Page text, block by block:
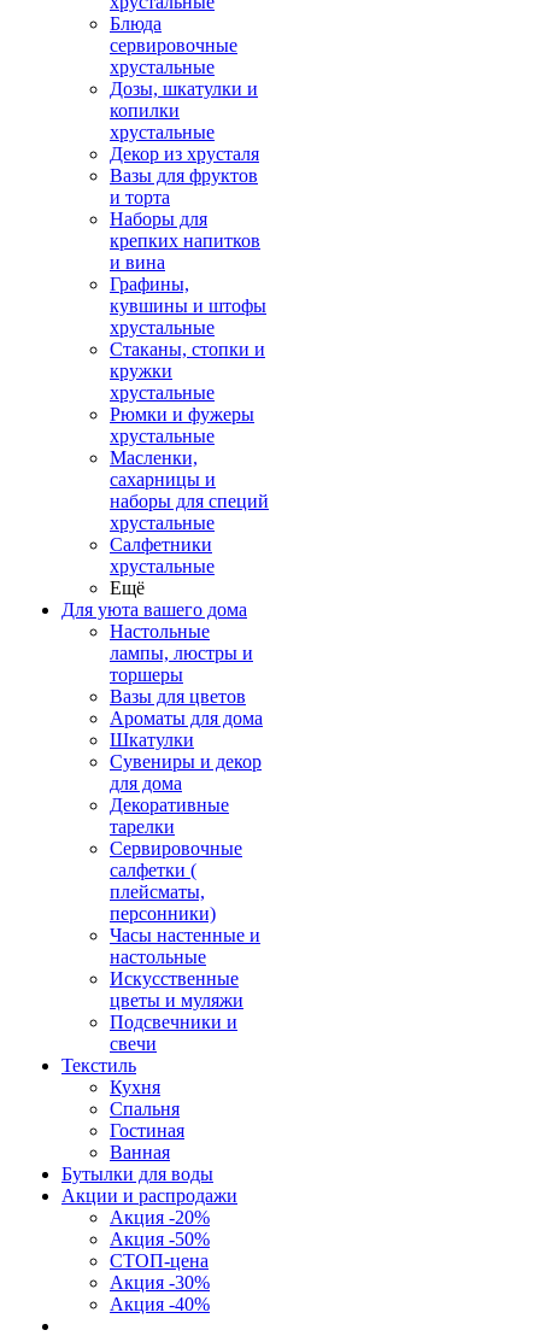
Блюда
сервировочные
хрустальные
Дозы, шкатулки и
копилки
хрустальные
Декор из хрусталя
Вазы для фруктов
и торта
Наборы для
крепких напитков
и вина
Графины,
кувшины и штофы
хрустальные
Стаканы, стопки и
кружки
хрустальные
Рюмки и фужеры
хрустальные
Масленки,
сахарницы и
наборы для специй
хрустальные
Салфетники
хрустальные
Ещё
Для уюта вашего дома
Настольные
лампы, люстры и
торшеры
Вазы для цветов
Ароматы для дома
Шкатулки
Сувениры и декор
для дома
Декоративные
тарелки
Сервировочные
салфетки (
плейсматы,
персонники)
Часы настенные и
настольные
Искусственные
цветы и муляжи
Подсвечники и
свечи
Текстиль
Кухня
Спальня
Гостиная
Ванная
Бутылки для воды
Акции и распродажи
Акция -20%
Акция -50%
СТОП-цена
Акция -30%
Акция -40%